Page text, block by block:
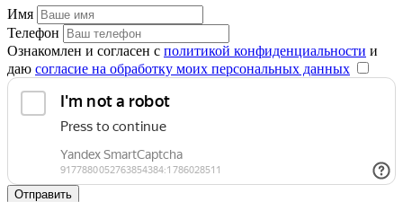
Имя
Телефон
Ознакомлен и согласен с политикой конфиденциальности и
даю согласие на обработку моих персональных данных
Отправить